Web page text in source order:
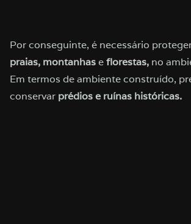
Por conseguinte, é necessário
praias, montanhaseflorestas, no
Em termos de ambiente construído,
conservar prédios e ruínas históricas.